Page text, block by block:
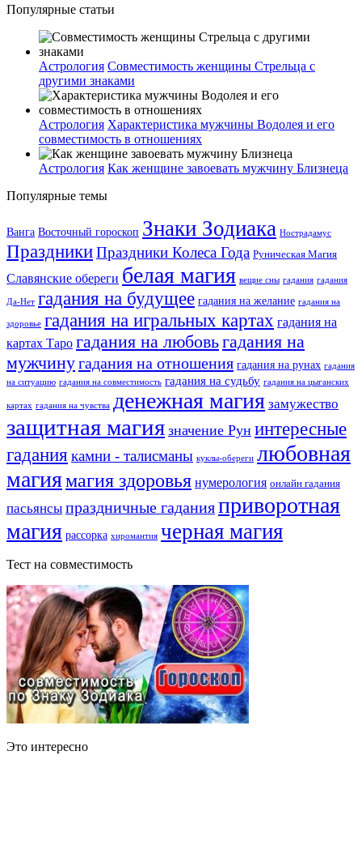
Популярные статьи
Астрология Совместимость женщины Стрельца с
другими знаками
Астрология Характеристика мужчины Водолея и его
совместимость в отношениях
Астрология Как женщине завоевать мужчину Близнеца
Популярные темы
Ванга Восточный гороскоп Знаки Зодиака Нострадамус
ПраздникиПраздники Колеса Года Руническая Магия
Славянские обереги белая магия вещие сны гадания гадания
Да-Нет гадания на будущее гадания на желание гадания на
здоровье гадания на игральных картах гадания на
картах Таро гадания на любовьгадания на
мужчинугадания на отношения гадания на рунах гадания
на ситуацию гадания на совместимость гадания на судьбу гадания на цыганских
картах гадания на чувства денежная магия замужество
защитная магия значение Рун интересные
гадания камни - талисманы куклы-обереги любовная
магиямагия здоровья нумерология онлайн гадания
пасьянсы праздничные гаданияприворотная
магия рассорка хиромантия черная магия
Тест на совместимость
Это интересно